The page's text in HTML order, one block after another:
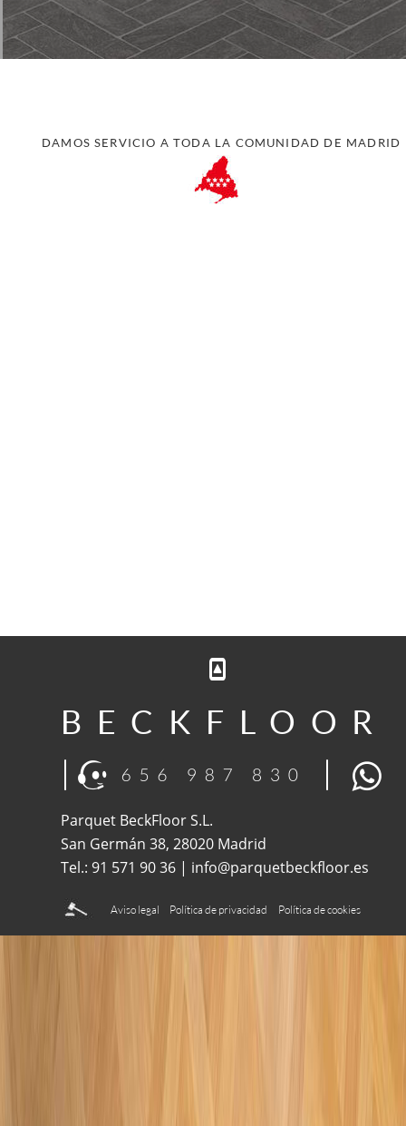
BECKFLOOR
DAMOS SERVICIO A TODA LA COMUNIDAD DE MADRID
Parquet BeckFloor S.L.
San Germán 38, 28020 Madrid
Tel.: 91 571 90 36 | info@parquetbeckfloor.es
Aviso legal Política de privacidad Política de cookies